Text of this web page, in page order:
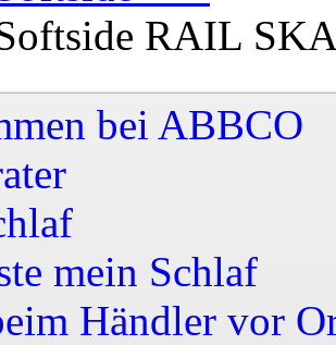
RAIL
bei
mein Schlaf
Händler vor